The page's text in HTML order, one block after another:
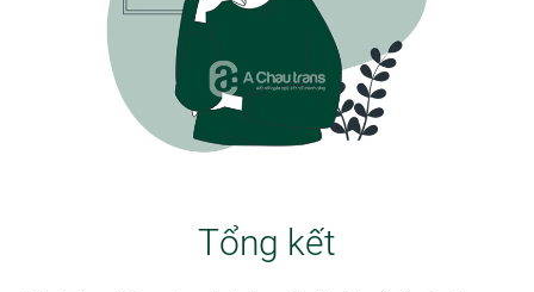
Tổng kết